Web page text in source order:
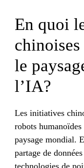
En quoi
le
l’IA?
Les initiatives
robots
paysage mondial.
partage de